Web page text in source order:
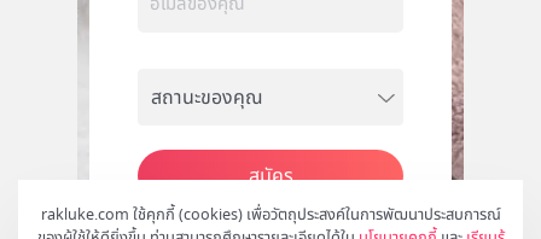
rakluke.com ใช้คุกกี้ (cookies) เพื่อวัตถุประสงค์ในการพัฒนาประสบการณ์
สมัคร